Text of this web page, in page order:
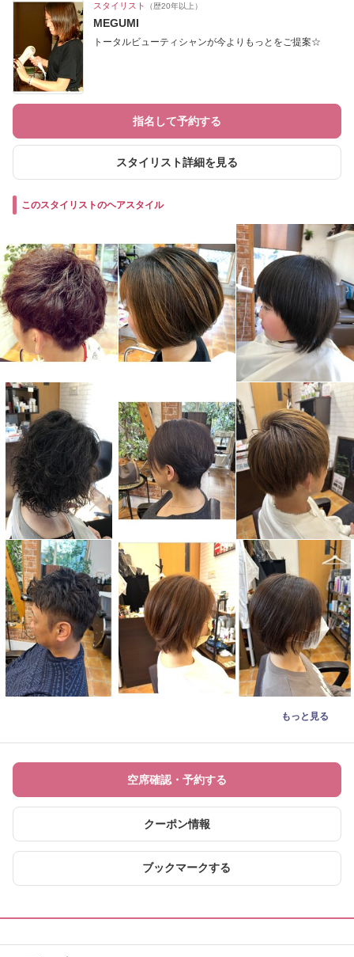
スタイリスト （歴20年以上）
MEGUMI
トータルビューティシャンが今よりもっとをご提案☆
指名して予約する
スタイリスト詳細を見る
このスタイリストのヘアスタイル
もっと見る
空席確認・予約する
クーポン情報
ブックマークする